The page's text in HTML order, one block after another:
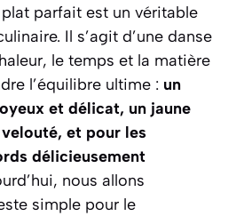
parfait est un véritable
Il s’agit d’une danse
le temps et la matière
l’équilibre ultime : un
et délicat, un jaune
et pour les
délicieusement
nous allons
simple pour le